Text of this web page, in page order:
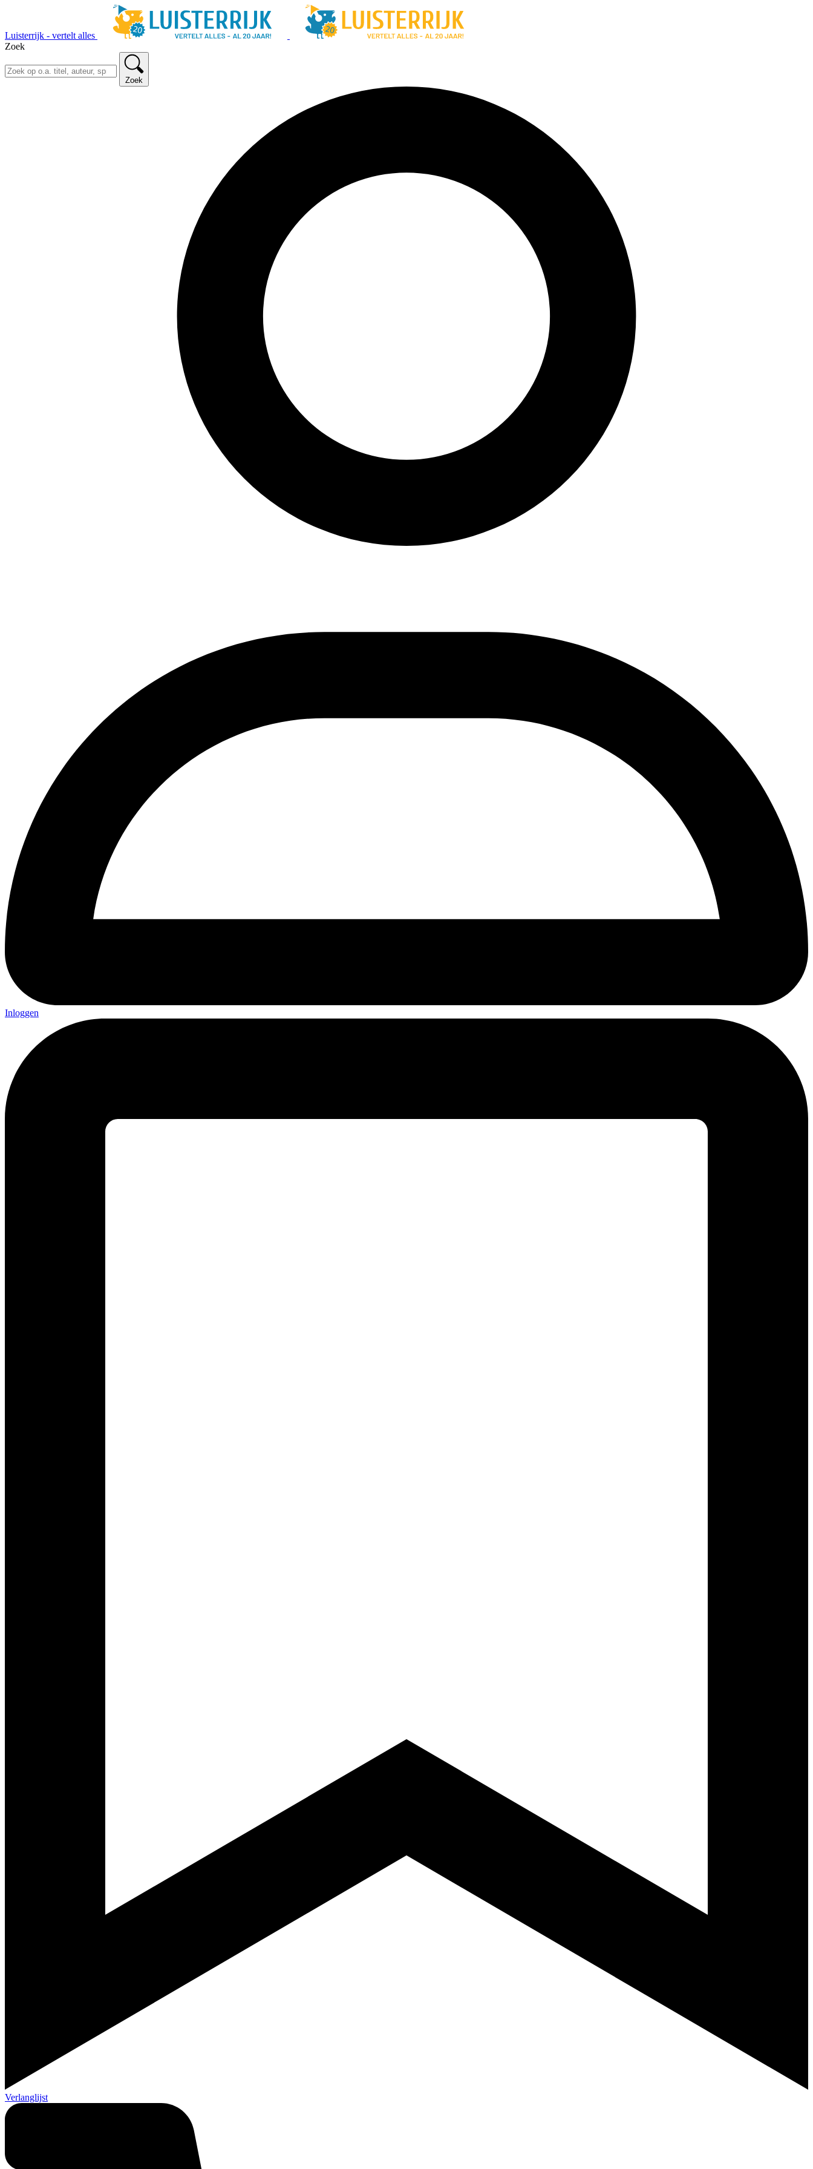
Luisterrijk - vertelt alles
Zoek
Zoek
Inloggen
Verlanglijst